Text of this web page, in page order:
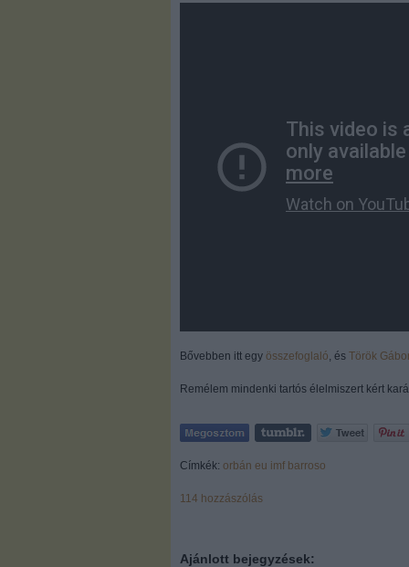
Bővebben itt egy összefoglaló, és Török
Remélem mindenki tartós élelmiszert kért
Címkék: orbán eu imf barroso
114 hozzászólás
Ajánlott bejegyzések: